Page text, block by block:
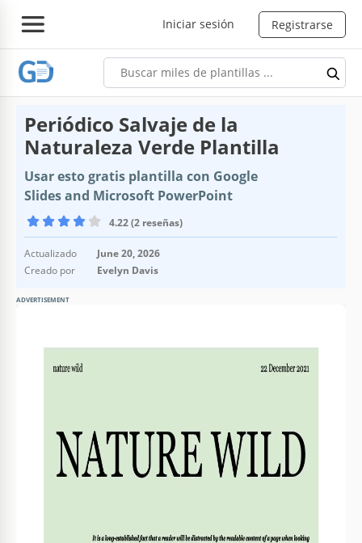
Iniciar sesión Registrarse
Periódico Salvaje de la
Naturaleza Verde Plantilla
Usar esto gratis plantilla con Google
Slides and Microsoft PowerPoint
4.22 (2 reseñas)
Actualizado
June 20, 2026
Creado por
Evelyn Davis
ADVERTISEMENT